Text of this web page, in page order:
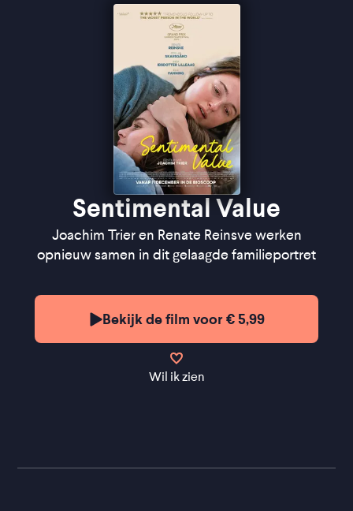
"Trier laat zien hoe onze persoonlijke ervaringen
onze waarden bepalen de ons kunnen kwetsen en
Cinemagazine
"Je hebt er als kijker niets meer aan toe te voegen" -
Sentimental Value
Joachim Trier en Renate Reinsve werken
opnieuw samen in dit gelaagde familieportret
Bekijk de film voor € 5,99
Wil ik zien